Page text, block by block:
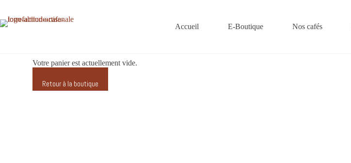
Accueil E-Boutique Nos cafés
Votre panier est actuellement vide.
Retour à la boutique